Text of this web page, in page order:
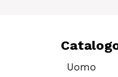
Uomo